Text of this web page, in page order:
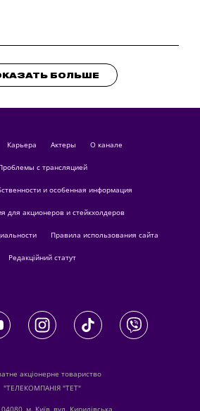
БОЛЬШЕ
Карьера актеры О канале
Проблемы с трансляцией
и особенная информация
для акционеров и стейкхолдеров
Правила использования сайта
Редакційний статут
акціонерне товариство
"ТЕЛЕКОМПАНІЯ "ТЕТ"